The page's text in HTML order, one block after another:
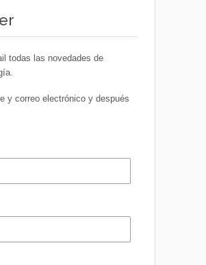
todas las novedades de
y correo electrónico y después